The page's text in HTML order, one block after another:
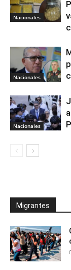
Nacionales
Nacionales
Nacionales
Migrantes